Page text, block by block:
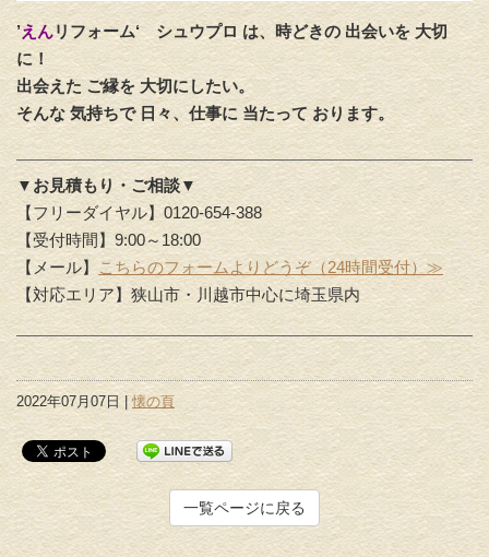
’えんリフォーム‘ シュウプロ は、時どきの 出会いを 大切
に！
出会えた ご縁を 大切にしたい。
そんな 気持ちで 日々、仕事に 当たって おります。
▼お見積もり・ご相談▼
【フリーダイヤル】0120-654-388
【受付時間】9:00～18:00
【メール】
こちらのフォームよりどうぞ（24時間受付）≫
【対応エリア】狭山市・川越市中心に埼玉県内
2022年07月07日 | 懐の頁
一覧ページに戻る